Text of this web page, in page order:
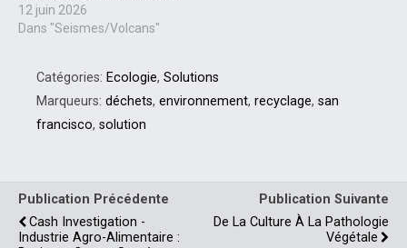
12 juin 2026
Dans "Seismes/Volcans"
Catégories: Ecologie, Solutions
Marqueurs: déchets, environnement, recyclage, san
francisco, solution
Publication Précédente
Cash Investigation -
Industrie Agro-Alimentaire :
Publication Suivante
De La Culture À La Pathologie
Végétale